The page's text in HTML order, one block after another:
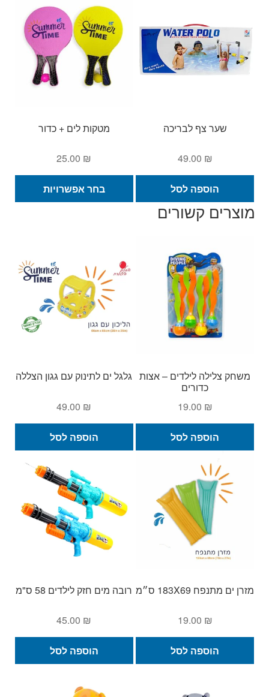
שער צף לבריכה
49.00 ₪
הוספה לסל
מטקות לים + כדור
25.00 ₪
בחר אפשרויות
מוצרים קשורים
משחק צלילה לילדים – אצות
כדורים
19.00 ₪
הוספה לסל
גלגל ים לתינוק עם גגון הצללה
49.00 ₪
הוספה לסל
מזרן ים מתנפח 183X69 ס״מ
19.00 ₪
הוספה לסל
רובה מים חזק לילדים 58 ס"מ
45.00 ₪
הוספה לסל